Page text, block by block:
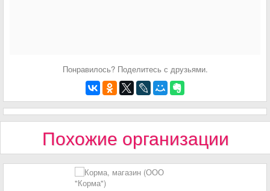
Понравилось? Поделитесь с друзьями.
Похожие организации